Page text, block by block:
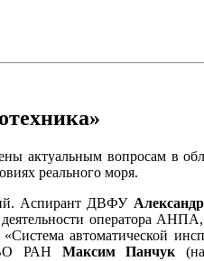
вопросам в
реального моря.
Аспирант ДВФУ
оператора
автоматической
РАН Максим Панчук